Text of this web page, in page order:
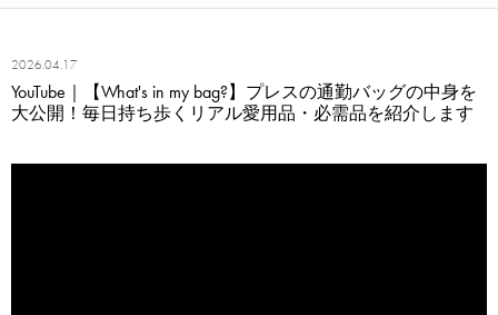
2026.04.17
YouTube｜【What's in my bag?】プレスの通勤バッグの中身を
大公開！毎日持ち歩くリアル愛用品・必需品を紹介します